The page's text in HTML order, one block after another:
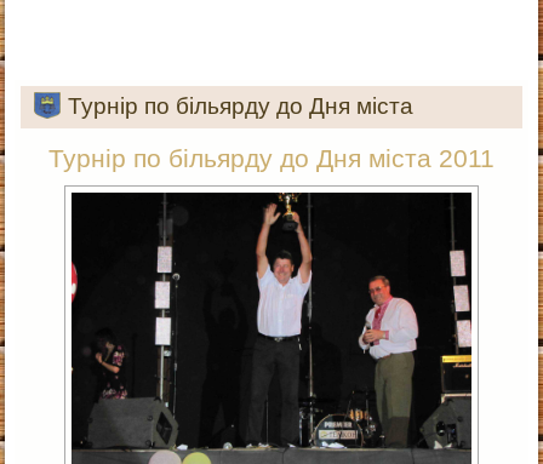
Турнір по більярду до Дня міста
Турнір по більярду до Дня міста 2011